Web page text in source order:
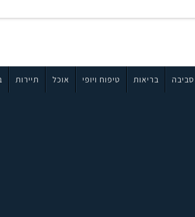
סביבה בריאות טיפוח ויופי אוכל תיירות